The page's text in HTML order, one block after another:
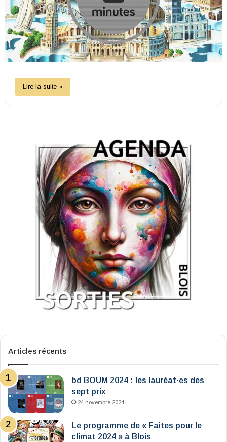
Lire la suite »
Articles récents
bd BOUM 2024 : les lauréat·es des
sept prix
24 novembre 2024
Le programme de « Faites pour le
climat 2024 » à Blois